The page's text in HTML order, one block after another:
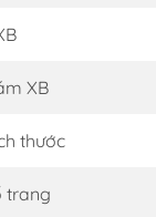
XB
thước
trang